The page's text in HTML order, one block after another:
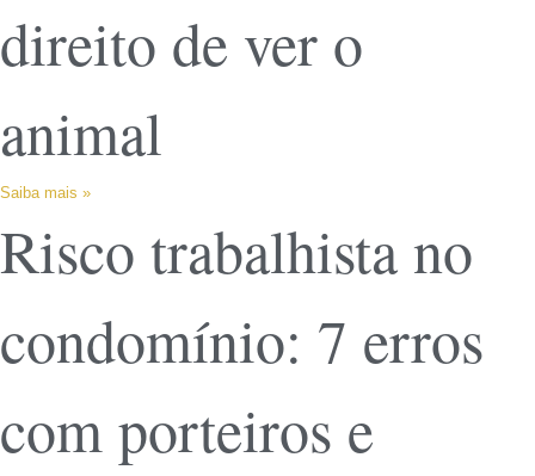
direito de ver o
animal
Saiba mais »
Risco trabalhista no
condomínio: 7 erros
com porteiros e